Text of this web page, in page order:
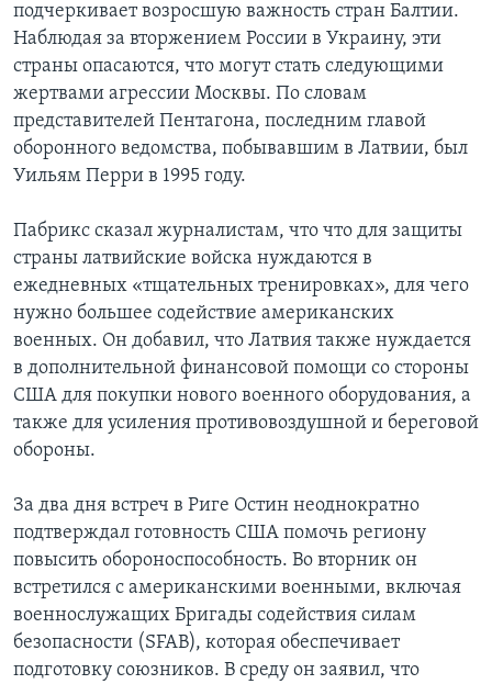
подчеркивает возросшую важность стран Балтии.
Наблюдая за вторжением России в Украину, эти
страны опасаются, что могут стать следующими
жертвами агрессии Москвы. По словам
представителей Пентагона, последним главой
оборонного ведомства, побывавшим в Латвии, был
Уильям Перри в 1995 году.
Пабрикс сказал журналистам, что что для защиты
страны латвийские войска нуждаются в
ежедневных «тщательных тренировках», для чего
нужно большее содействие американских
военных. Он добавил, что Латвия также нуждается
в дополнительной финансовой помощи со стороны
США для покупки нового военного оборудования, а
также для усиления противовоздушной и береговой
обороны.
За два дня встреч в Риге Остин неоднократно
подтверждал готовность США помочь региону
повысить обороноспособность. Во вторник он
встретился с американскими военными, включая
военнослужащих Бригады содействия силам
безопасности (SFAB), которая обеспечивает
подготовку союзников. В среду он заявил, что